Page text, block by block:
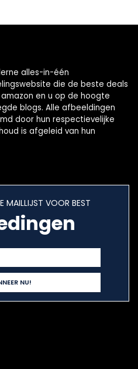
alles-in-één
die de beste deals
en u op de hoogte
blogs. Alle afbeeldingen
door hun respectievelijke
is afgeleid van hun
MAILLIJST VOOR BEST